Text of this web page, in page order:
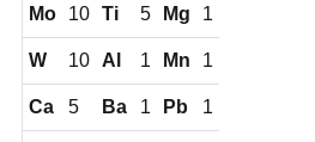
Mo 10 Ti 5 Mg 1
W 10 Al 1 Mn 1
Ca 5 Ba 1 Pb 1